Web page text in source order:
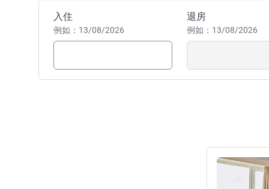
预订此酒店
入住
例如：13/08/2026
退房
例如：13/08/2026
请参阅详情